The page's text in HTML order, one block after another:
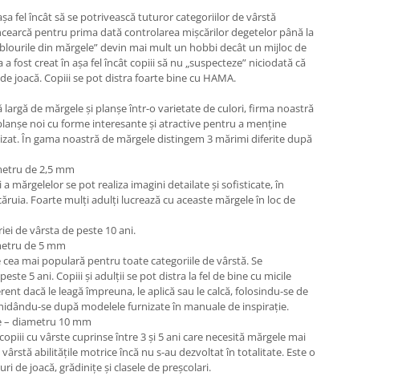
fel încât să se potrivească tuturor categoriilor de vârstă
pentru prima dată controlarea mișcărilor degetelor până la
din mărgele” devin mai mult un hobbi decât un mijloc de
fost creat în așa fel încât copiii să nu „suspecteze” niciodată că
joacă. Copiii se pot distra foarte bine cu HAMA.
largă de mărgele și planșe într-o varietate de culori, firma noastră
noi cu forme interesante și atractive pentru a menține
În gama noastră de mărgele distingem 3 mărimi diferite după
de 2,5 mm
mărgelelor se pot realiza imagini detailate și sofisticate, în
Foarte mulți adulți lucrează cu aceaste mărgele în loc de
de vârsta de peste 10 ani.
de 5 mm
mai populară pentru toate categoriile de vârstă. Se
5 ani. Copiii și adulții se pot distra la fel de bine cu micile
dacă le leagă împreuna, le aplică sau le calcă, folosindu-se de
se după modelele furnizate în manuale de inspirație.
– diametru 10 mm
cu vârste cuprinse între 3 și 5 ani care necesită mărgele mai
vârstă abilitățile motrice încă nu s-au dezvoltat în totalitate. Este o
de joacă, grădinițe și clasele de preșcolari.